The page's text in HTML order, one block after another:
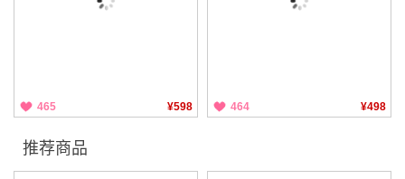
465 ¥598 464 ¥498
推荐商品